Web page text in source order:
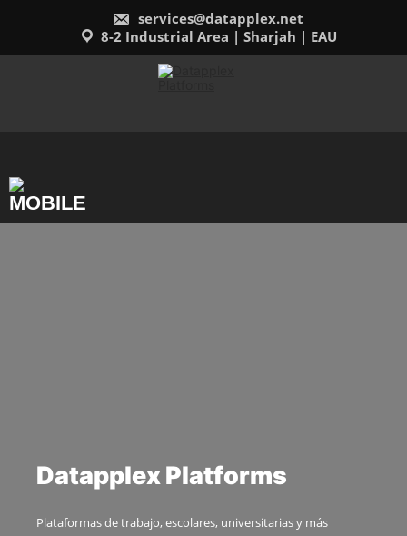
services@datapplex.net
8-2 Industrial Area | Sharjah | EAU
DatapplexPlatforms
Plataformas de trabajo, escolares, universitarias y más